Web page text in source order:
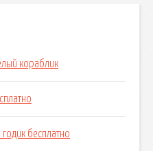
кораблик
бесплатно